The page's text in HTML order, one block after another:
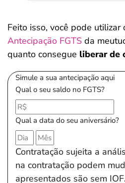
Feito isso, você pode utilizar
Antecipação FGTS da
quanto consegue liberar de
Simule a sua antecipação aqui
Qual o seu saldo no FGTS?
Qual a data do seu aniversário?
Contratação sujeita a
na contratação podem
apresentados são sem IOF.